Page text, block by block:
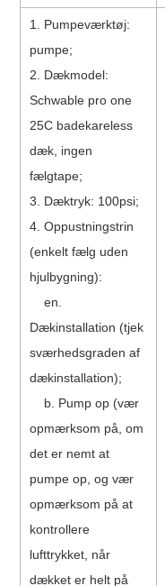
1. Pumpeværktøj:
pumpe;
2. Dækmodel:
Schwable pro one
25C badekareless
dæk, ingen
fælgtape;
3. Dæktryk: 100psi;
4. Oppustningstrin
(enkelt fælg uden
hjulbygning):
en.
Dækinstallation (tjek
sværhedsgraden af ​​
dækinstallation);
b. Pump op (vær
opmærksom på, om
det er nemt at
pumpe op, og vær
opmærksom på at
kontrollere
lufttrykket, når
dækket er helt på